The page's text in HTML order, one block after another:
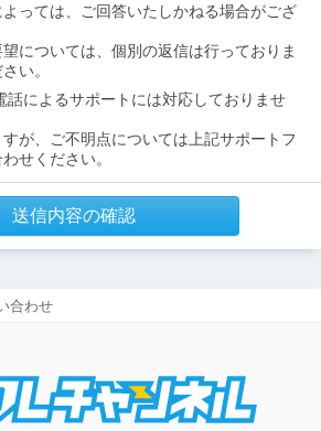
っては、ご回答いたしかねる場合がござ
については、個別の返信は行っておりま
い。
話によるサポートには対応しておりませ
が、ご不明点については上記サポートフ
せください。
送信内容の確認
合わせ